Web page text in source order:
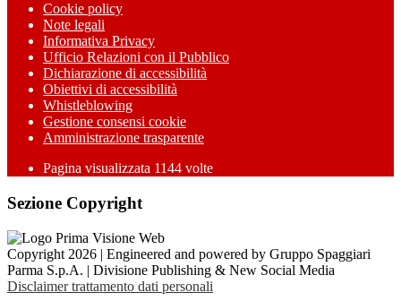
Cookie policy
Note legali
Informativa Privacy
Ufficio Relazioni con il Pubblico
Dichiarazione di accessibilità
Obiettivi di accessibilità
Whistleblowing
Gestione consensi cookie
Amministrazione trasparente
Pagina visualizzata 1144 volte
Sezione Copyright
Copyright 2026 | Engineered and powered by Gruppo Spaggiari
Parma S.p.A. | Divisione Publishing & New Social Media
Disclaimer trattamento dati personali